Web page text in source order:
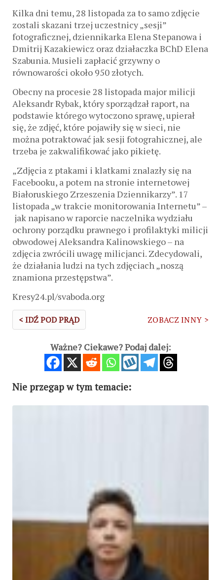
Kilka dni temu, 28 listopada za to samo zdjęcie
zostali skazani trzej uczestnicy „sesji”
fotograficznej, dziennikarka Elena Stepanowa i
Dmitrij Kazakiewicz oraz działaczka BChD Elena
Szabunia. Musieli zapłacić grzywny o
równowarości około 950 złotych.
Obecny na procesie 28 listopada major milicji
Aleksandr Rybak, który sporządzał raport, na
podstawie którego wytoczono sprawę, upierał
się, że zdjęć, które pojawiły się w sieci, nie
można potraktować jak sesji fotograhicznej, ale
trzeba je zakwalifikować jako pikietę.
„Zdjęcia z ptakami i klatkami znalazły się na
Facebooku, a potem na stronie internetowej
Białoruskiego Zrzeszenia Dziennikarzy”. 17
listopada „w trakcie monitorowania Internetu” –
jak napisano w raporcie naczelnika wydziału
ochrony porządku prawnego i profilaktyki milicji
obwodowej Aleksandra Kalinowskiego – na
zdjęcia zwrócili uwagę milicjanci. Zdecydowali,
że działania ludzi na tych zdjęciach „noszą
znamiona przestępstwa”.
Kresy24.pl/svaboda.org
< IDŹ POD PRĄD ZOBACZ INNY >
Ważne? Ciekawe? Podaj dalej:
Nie przegap w tym temacie: